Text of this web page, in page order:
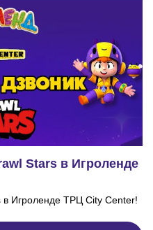
Stars в Игроленде
в Игроленде ТРЦ City Center!